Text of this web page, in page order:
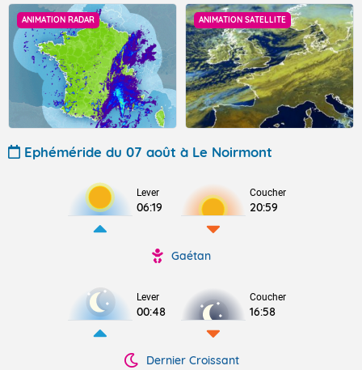
ANIMATION RADAR ANIMATION SATELLITE
Ephéméride du 07 août à Le Noirmont
Lever
06:19
Coucher
20:59
Gaétan
Lever
00:48
Coucher
16:58
Dernier Croissant